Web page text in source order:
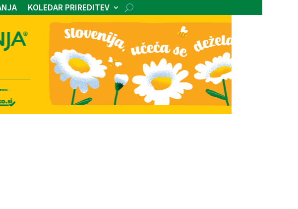
KOLEDAR PRIREDITEV